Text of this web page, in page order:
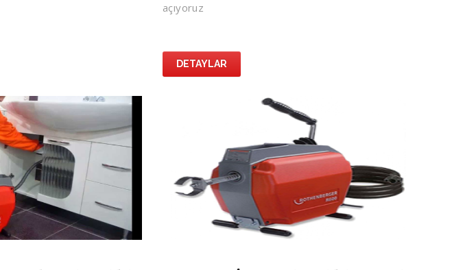
açıyoruz
DETAYLAR